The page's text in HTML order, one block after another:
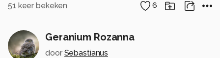
51 keer bekeken 6
Geranium Rozanna
door Sebastianus